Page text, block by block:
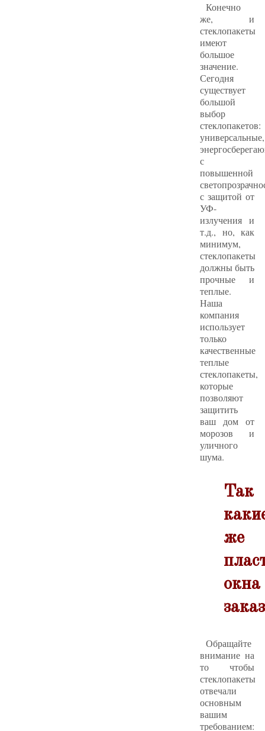
Конечно
же, и
стеклопакеты
имеют
большое
значение.
Сегодня
существует
большой
выбор
стеклопакетов:
универсальные,
с
повышенной
с защитой от
УФ-
излучения и
т.д., но, как
минимум,
стеклопакеты
должны быть
прочные и
теплые.
Наша
компания
использует
только
качественные
теплые
стеклопакеты,
которые
позволяют
защитить
ваш дом от
морозов и
уличного
шума.
Так
же
окна
Обращайте
внимание на
то чтобы
стеклопакеты
отвечали
основным
вашим
требованием: